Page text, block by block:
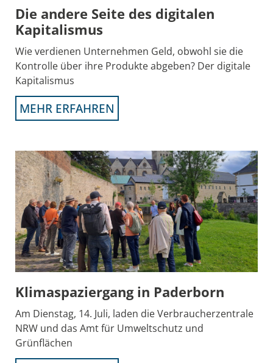
Die andere Seite des digitalen
Kapitalismus
Wie verdienen Unternehmen Geld, obwohl sie die
Kontrolle über ihre Produkte abgeben? Der digitale
Kapitalismus
MEHR ERFAHREN
Klimaspaziergang in Paderborn
Am Dienstag, 14. Juli, laden die Verbraucherzentrale
NRW und das Amt für Umweltschutz und
Grünflächen